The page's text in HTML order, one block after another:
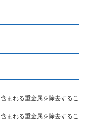
まれる重金属を除去するこ
まれる重金属を除去するこ